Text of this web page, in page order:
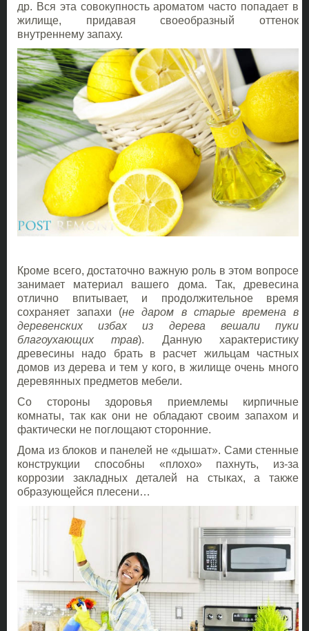
др. Вся эта совокупность ароматом часто попадает в
жилище, придавая своеобразный оттенок
внутреннему запаху.
Кроме всего, достаточно важную роль в этом вопросе
занимает материал вашего дома. Так, древесина
отлично впитывает, и продолжительное время
сохраняет запахи (не даром в старые времена в
деревенских избах из дерева вешали пуки
благоухающих трав). Данную характеристику
древесины надо брать в расчет жильцам частных
домов из дерева и тем у кого, в жилище очень много
деревянных предметов мебели.
Со стороны здоровья приемлемы кирпичные
комнаты, так как они не обладают своим запахом и
фактически не поглощают сторонние.
Дома из блоков и панелей не «дышат». Сами стенные
конструкции способны «плохо» пахнуть, из-за
коррозии закладных деталей на стыках, а также
образующейся плесени…